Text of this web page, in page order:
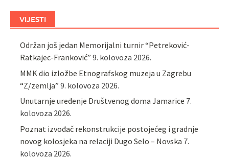
VIJESTI
Održan još jedan Memorijalni turnir “Petreković-
Ratkajec-Franković” 9. kolovoza 2026.
MMK dio izložbe Etnografskog muzeja u Zagrebu
“Z/zemlja” 9. kolovoza 2026.
Unutarnje uređenje Društvenog doma Jamarice 7.
kolovoza 2026.
Poznat izvođač rekonstrukcije postojećeg i gradnje
novog kolosjeka na relaciji Dugo Selo – Novska 7.
kolovoza 2026.